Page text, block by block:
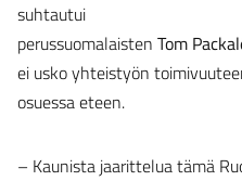
suhtautui
perussuomalaisten Tom
ei usko yhteistyön
osuessa eteen.
– Kaunista jaarittelua tämä